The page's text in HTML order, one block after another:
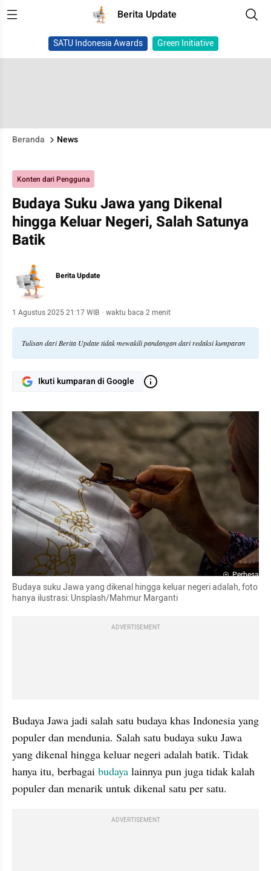
Berita Update
SATU Indonesia Awards Green Initiative
Beranda News
Konten dari Pengguna
Budaya Suku Jawa yang Dikenal
hingga Keluar Negeri, Salah Satunya
Batik
Berita Update
1 Agustus 2025 21:17 WIB · waktu baca 2 menit
Tulisan dari Berita Update tidak mewakili pandangan dari redaksi kumparan
Ikuti kumparan di Google
Perbesar
Budaya suku Jawa yang dikenal hingga keluar negeri adalah, foto
hanya ilustrasi: Unsplash/Mahmur Marganti
ADVERTISEMENT
Budaya Jawa jadi salah satu budaya khas Indonesia yang
populer dan mendunia. Salah satu budaya suku Jawa
yang dikenal hingga keluar negeri adalah batik. Tidak
hanya itu, berbagai budaya lainnya pun juga tidak kalah
populer dan menarik untuk dikenal satu per satu.
ADVERTISEMENT